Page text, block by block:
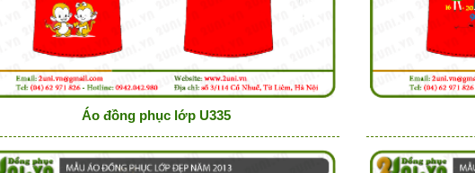
Áo đồng phục lớp U335